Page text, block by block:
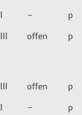
I –
p
III offen p
III offen
p
I –
p